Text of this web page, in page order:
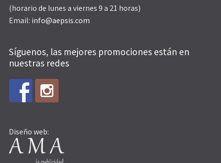
(horario de lunes a viernes 9 a 21 horas)
Email: info@aepsis.com
Síguenos, las mejores promociones están en
nuestras redes
Diseño web: